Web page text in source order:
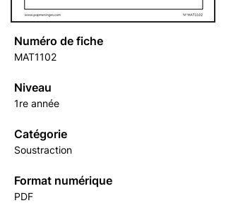
Numéro de fiche
MAT1102
Niveau
1re année
Catégorie
Soustraction
Format numérique
PDF